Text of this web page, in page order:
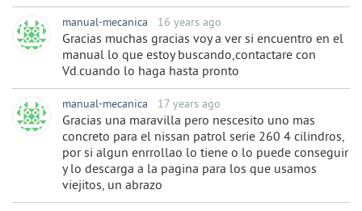
manual-mecanica 16 years ago
Gracias muchas gracias voy a ver si encuentro en el
manual lo que estoy buscando,contactare con
Vd.cuando lo haga hasta pronto
manual-mecanica 17 years ago
Gracias una maravilla pero nescesito uno mas
concreto para el nissan patrol serie 260 4 cilindros,
por si algun enrrollao lo tiene o lo puede conseguir
y lo descarga a la pagina para los que usamos
viejitos, un abrazo